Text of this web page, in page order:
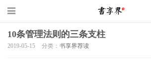
10条管理法则的三条支柱
2019-05-15 分类： 书享界荐读